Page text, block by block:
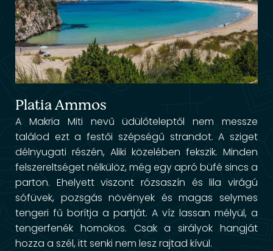
Platia Ammos
A Makria Miti nevű üdülőteleptől nem messze
találod ezt a festői szépségű strandot. A sziget
délnyugati részén, Aliki közelében fekszik. Minden
felszereltséget nélkülöz, még egy apró büfé sincs a
parton. Ehelyett viszont rózsaszín és lila virágú
sófüvek, pozsgás növények és magas selymes
tengeri fű borítja a partját. A víz lassan mélyül, a
tengerfenék homokos. Csak a sirályok hangját
hozza a szél, itt senki nem lesz rajtad kívül.